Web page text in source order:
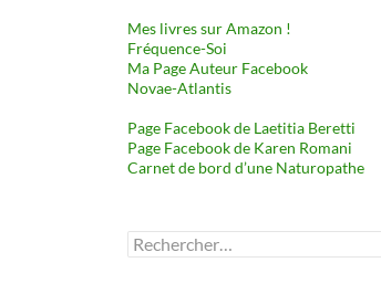
Mes livres sur Amazon !
Fréquence-Soi
Ma Page Auteur Facebook
Novae-Atlantis
Page Facebook de Laetitia Beretti
Page Facebook de Karen Romani
Carnet de bord d’une Naturopathe
Rechercher :